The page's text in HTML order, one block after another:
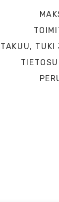
TAKUU, TUKI